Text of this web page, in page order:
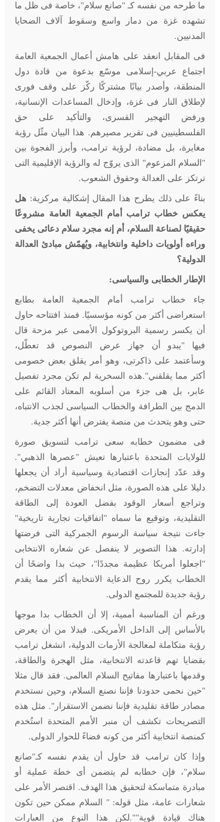
ما طرحه من نفسه كـ "صانع سلام"، خاصة فى ظل ما
تشهده غزة من دمار واسع وسقوط آلاف الضحايا
المدنيين.
فى المقابل انعقد على هامش أعمال الجمعية العامة
اجتماع عربي-إسلامى موسّع بدعوة من قادة دول
المنطقة، وأصدر بيانًا مشتركًا ركّز على وقف فورى
لإطلاق النار فى غزة، وإدخال المساعدات الإنسانية،
ورفض التهجير القسرى، والتأكيد على حق
الفلسطينيين فى تقرير مصيرهم. هذا البيان مثّل رؤية
مغايرة، بل مضادة، لرؤية ترامب، وأبرز الفجوة بين
"السلام المزعوم" الذى يروّج له والرؤية الإقليمية التى
ترتكز على العدالة وحقوق الشعوب.
بناءً على ذلك يطرح هذا المقال إشكالية مركزية: هل
يعكس خطاب ترامب أمام الجمعية العامة مشروعًا
حقيقيًا لصناعة السلام، أم إنه مجرد سلام دعائى يخفى
وراءه أولويات داخلية وانتخابية، ويُهمّش مبادئ العدالة
الدولية؟
الإطار الخطابى والسياسى:
جاء خطاب ترامب أمام الجمعية العامة بطابع
استعراضى أكثر من كونه مؤسسيًا. فمنذ افتتاحه حاول
أن يكسر رسمية البروتوكول الأممى عبر مزحة قال
فيها "يبدو أن جهاز عرض النصوص قد تعطّل،
وسأعتمد على ذاكرتى، وهو أمر يقلق بعض خصومى
أكثر مما يقلقني".هذه السخرية لم تكن مجرد تفصيل
عابر، بل هى جزء من أسلوبه المعتاد القائم على
الدمج بين الطرافة والخطاب السياسى لجذب الانتباه،
حتى وهو يتحدث من منصة يفترض أنها أكثر جدية.
فى مضمون خطابه سعى ترامب لتسويق صورة
للولايات المتحدة باعتبارها تعيش "عصرها الذهبي".
وقد عدّد إنجازات اقتصادية وسياسية أراد أن يجعلها
دليلا على هذه الصورة، مثل انخفاض معدلات التضخم،
وتراجع أسعار الوقود بفضل العودة إلى الطاقة
التقليدية، وتوقيع ما سماه "اتفاقيات تجارية تاريخية"
جاءت نتيجة سياسة الرسوم الجمركية التى فرضتها
إدارته. هذا التصوير لا ينفصل عن شعاره الانتخابى
"اجعلوا أمريكا عظيمة مجددًا"، حيث بدا واضحًا أن
الخطاب يكرر روح الدعاية الانتخابية أكثر مما يقدم
رؤية جديدة للمجتمع الدولى.
ورغم أن المناسبة أممية، إلا أن الخطاب بدا موجها
بالأساس إلى الداخل الأمريكى. فبدلا من أن يعرض
رؤية متكاملة لمعالجة الأزمات الدولية، انشغل ترامب
بقضايا تهم قاعدته الانتخابية، مثل الهجرة والطاقة،
وقدمها باعتبارها مفاتيح السلام العالمى. فقد قال مثلا
"حين نحمى حدودنا فإننا نصنع السلام، وحين نستخدم
مصادر طاقة تقليدية فإننا نضمن الاستقرار". مثل هذه
التصريحات تكشف أن منبر الأمم المتحدة استُخدم
كمنصة انتخابية أكثر من كونه فضاءً للحوار الدولى.
وإذا كان ترامب قد حاول أن يقدم نفسه كـ"صانع
سلام"، فإن خطابه لم يتضمن أى خطة عملية أو
مبادرة متماسكة لتحقيق هذا الهدف. اقتصر الأمر على
شعارات عامة، مثل قوله: " السلام ممكن حين تكون
هناك قيادة قوية"".لكن هذا النوع من العبارات